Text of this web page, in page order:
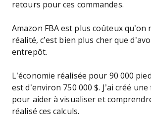
retours pour ces commandes.
Amazon FBA est plus coûteux
réalité, c’est bien plus cher que
entrepôt.
L’économie réalisée pour 90 000
est d’environ 750 000 $. J’ai créé une
pour aider à visualiser et
réalisé ces calculs.